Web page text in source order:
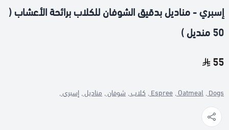
إسبري - مناديل بدقيق الشوفان للكلاب برائحة الأعشاب (
50 منديل )
55
Dogs ,
Oatmeal ,
Espree , كلاب , شوفان , مناديل , إسبري ,